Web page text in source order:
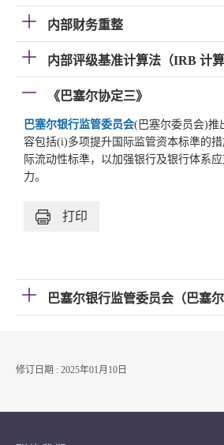
内部财务重整
内部评级基准计算法（IRB 计算
《巴塞尔协定三》
巴塞尔银行监管委员会(巴塞尔委员会)推
容包括(i)多项提升国际监管资本标準的
际流动性标準，以加强银行及银行体系
力。
打印
巴塞尔银行监管委员会（巴塞尔
修订日期 : 2025年01月10日